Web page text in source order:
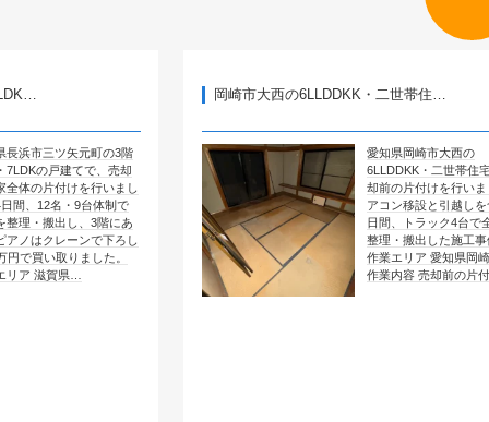
町の3階
で、売却
行いまし
台体制で
3階にあ
で下ろし
ました。
岡崎市大西の6LLDDKK・二世帯住…
愛知県岡崎市大西の
6LLDDKK・二世帯住宅で、売
却前の片付けを行いました。エ
アコン移設と引越しを含めて4
日間、トラック4台で全部屋を
整理・搬出した施工事例です。
作業エリア 愛知県岡崎市大西
作業内容 売却前の片付け …